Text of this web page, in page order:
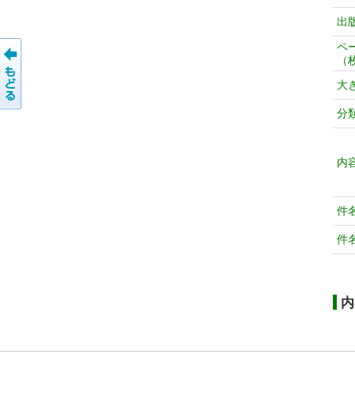
出
（
大
分
内
件
件